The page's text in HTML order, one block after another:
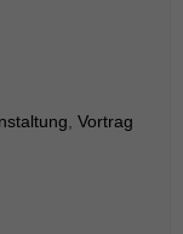
,Vortrag
Informationen helfen
nutzen.
verwendet,